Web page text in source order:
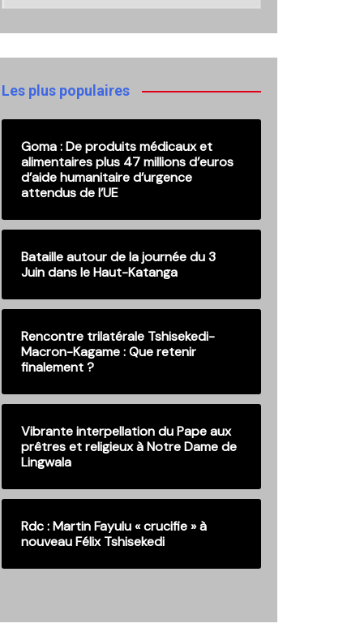
anciennes
publications
Les plus populaires
Goma : De produits médicaux et
alimentaires plus 47 millions d’euros
d’aide humanitaire d’urgence
attendus de l’UE
Bataille autour de la journée du 3
Juin dans le Haut-Katanga
Rencontre trilatérale Tshisekedi-
Macron-Kagame : Que retenir
finalement ?
Vibrante interpellation du Pape aux
prêtres et religieux à Notre Dame de
Lingwala
Rdc : Martin Fayulu « crucifie » à
nouveau Félix Tshisekedi